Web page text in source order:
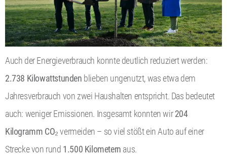
Auch der Energieverbrauch konnte deutlich reduziert werden:
2.738 Kilowattstunden blieben ungenutzt, was etwa dem
Jahresverbrauch von zwei Haushalten entspricht. Das bedeutet
auch: weniger Emissionen. Insgesamt konnten wir204
Kilogramm CO₂vermeiden – so viel stößt ein Auto auf einer
Strecke von rund 1.500 Kilometern aus.